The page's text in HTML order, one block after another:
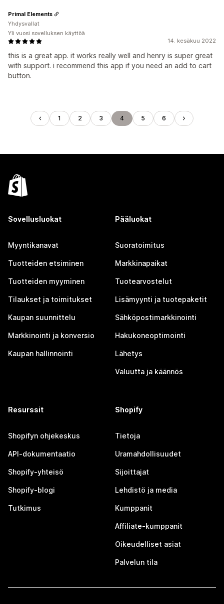
14. kesäkuu 2022
this is a great app. it works really well and henry is super great
with support. i recommend this app if you need an add to cart
button.
Primal Elements
Yhdysvallat
Yli vuosi sovelluksen käyttöä
1 2 3 4 5 6
Sovellusluokat
Myyntikanavat
Tuotteiden etsiminen
Tuotteiden myyminen
Tilaukset ja toimitukset
Kaupan suunnittelu
Markkinointi ja konversio
Kaupan hallinnointi
Pääluokat
Suoratoimitus
Markkinapaikat
Tuotearvostelut
Lisämyynti ja tuotepaketit
Sähköpostimarkkinointi
Hakukoneoptimointi
Lähetys
Valuutta ja käännös
Resurssit
Shopifyn ohjekeskus
API-dokumentaatio
Shopify-yhteisö
Shopify-blogi
Tutkimus
Shopify
Tietoja
Uramahdollisuudet
Sijoittajat
Lehdistö ja media
Kumppanit
Affiliate-kumppanit
Oikeudelliset asiat
Palvelun tila